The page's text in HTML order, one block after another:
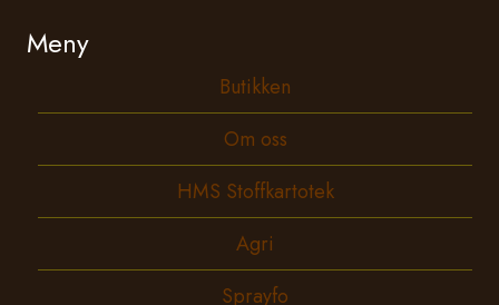
Meny
Butikken
Om oss
HMS Stoffkartotek
Agri
Sprayfo